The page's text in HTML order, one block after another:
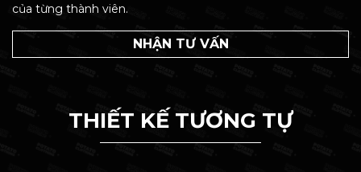
của từng thành viên.
NHẬN TƯ VẤN
THIẾT KẾ TƯƠNG TỰ